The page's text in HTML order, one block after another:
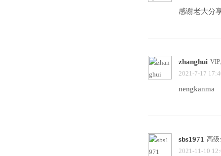
感谢老大分
zhanghui
2021-7-17
nengkanma
sbs1971 高级
2021-11-10